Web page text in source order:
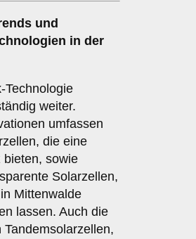
und
in der
Technologie
weiter.
umfassen
die eine
bieten, sowie
Solarzellen,
Mittenwalde
lassen. Auch die